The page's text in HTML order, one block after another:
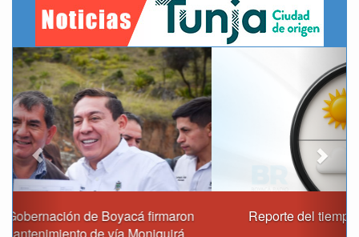
Reporte del tiempo en Boyacá para el viernes
Previous Next